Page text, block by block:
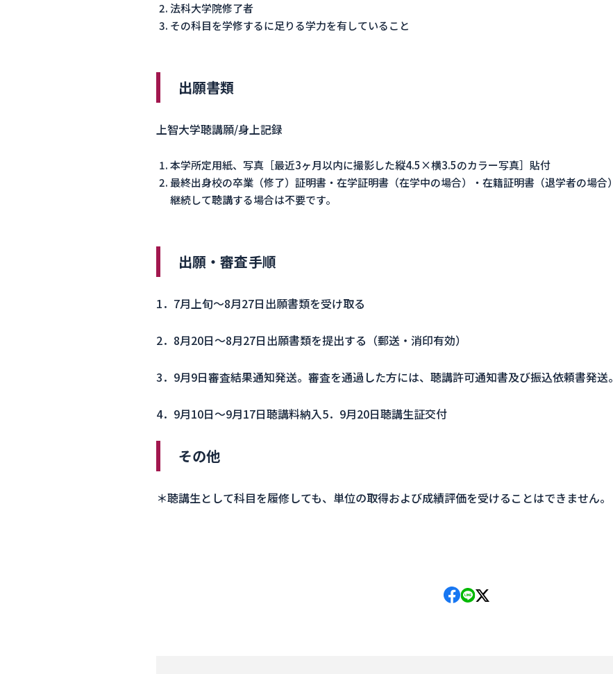
法科大学院修了者
その科目を学修するに足りる学力を有していること
出願書類
上智大学聴講願/身上記録
本学所定用紙、写真［最近3ヶ月以内に撮影した縦4.5×横3.5のカラー写真］貼付
最終出身校の卒業（修了）証明書・在学証明書（在学中の場合）・在籍証明書（退学者の場合）
継続して聴講する場合は不要です。
出願・審査手順
1．7月上旬～8月27日出願書類を受け取る
2．8月20日～8月27日出願書類を提出する（郵送・消印有効）
3．9月9日審査結果通知発送。審査を通過した方には、聴講許可通知書及び振込依頼書発送。
4．9月10日～9月17日聴講料納入5．9月20日聴講生証交付
その他
＊聴講生として科目を履修しても、単位の取得および成績評価を受けることはできません。